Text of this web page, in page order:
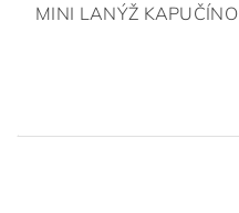
MINI LANÝŽ KAPUČÍNO